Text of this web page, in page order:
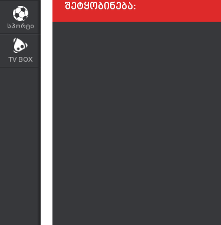
სპორტი
TV BOX
შეტყობინება: